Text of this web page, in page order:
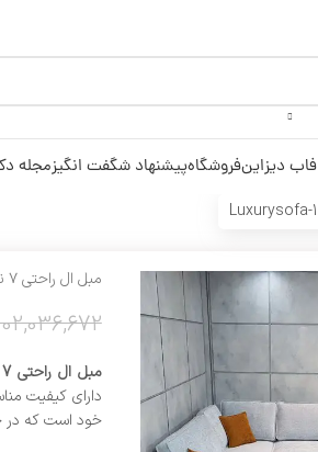
فاب دیزاینفروشگاهپیشنهاد شگفت انگیزمجله
مبل ال راحتی ۷ نفره Luxurysofa-132
مبل ال راحتی 7 نفره Luxurysofa-132
دارای کیفیت
خود است که در